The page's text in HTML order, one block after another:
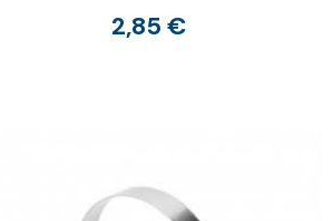
2,85 €